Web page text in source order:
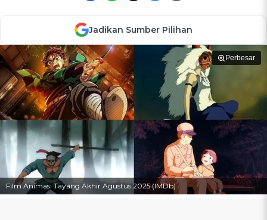
Jadikan Sumber Pilihan
Perbesar
Film Animasi Tayang Akhir Agustus 2025 (IMDb)